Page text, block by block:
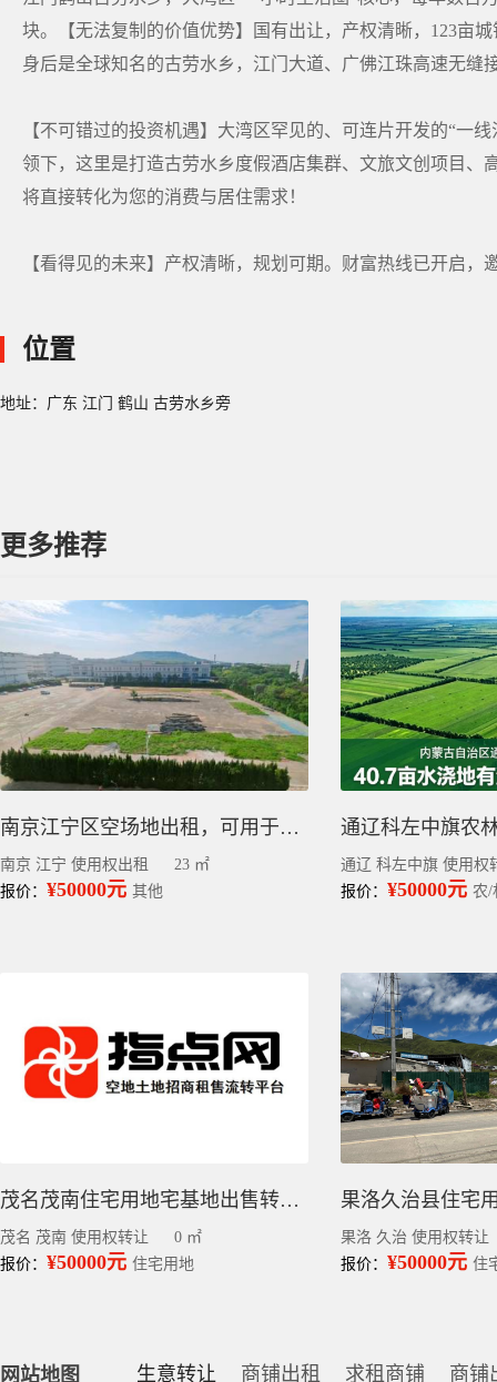
块。【无法复制的价值优势】国有出让，产权清晰，123亩
身后是全球知名的古劳水乡，江门大道、广佛江珠高速无缝
【不可错过的投资机遇】大湾区罕见的、可连片开发的“一
领下，这里是打造古劳水乡度假酒店集群、文旅文创项目
将直接转化为您的消费与居住需求！
【看得见的未来】产权清晰，规划可期。财富热线已开启，
位置
地址：广东 江门 鹤山 古劳水乡旁
更多推荐
南京江宁区空场地出租，可用于体育类培训场地，智能充电桩建设
南京 江宁 使用权出租
23 ㎡
报价： ¥50000元 其他
通辽 科左中旗 使用权
报价： ¥50000元 农/
茂名茂南住宅用地宅基地出售转让出让
茂名 茂南 使用权转让
0 ㎡
报价： ¥50000元 住宅用地
果洛 久治 使用权转让
报价： ¥50000元 住
网站地图 生意转让 商铺出租 求租商铺 商铺